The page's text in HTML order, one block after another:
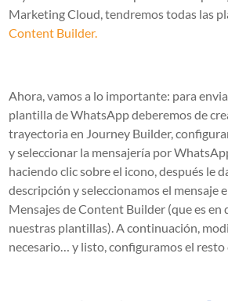
Marketing Cloud, tendremos todas las
Content Builder.
Ahora, vamos a lo importante: para
plantilla de WhatsApp deberemos de
trayectoria en Journey Builder,
y seleccionar la mensajería por
haciendo clic sobre el icono, después le
descripción y seleccionamos el mensaje
Mensajes de Content Builder (que es en
nuestras plantillas). A continuación,
necesario… y listo, configuramos el